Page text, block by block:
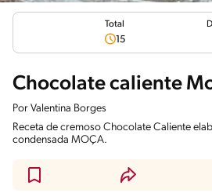
Total
15
Chocolate caliente
Por Valentina Borges
Receta de cremoso Chocolate Caliente
condensada MOÇA.